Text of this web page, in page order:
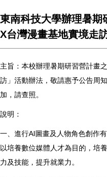
東南科技大學辦理暑期
X台灣漫畫基地實境走訪
主旨：本校辦理暑期研習營計畫
訪」活動辦法，敬請惠予公告周
加，請查照。
說明：
一、進行AI圖畫及人物角色創作
以培養數位媒體人才為目的，
力及技能，提升就業力。